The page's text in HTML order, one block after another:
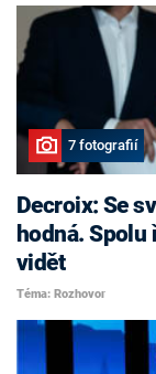
7 fotografií
Decroix: Se
hodná.
vidět
Téma: Rozhovor